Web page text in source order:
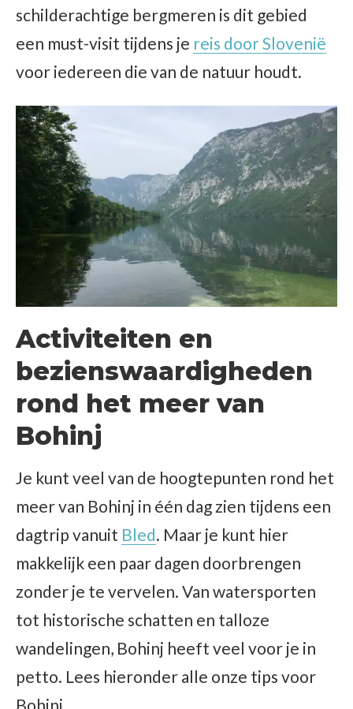
schilderachtige bergmeren is dit gebied
een must-visit tijdens je reis door Slovenië
voor iedereen die van de natuur houdt.
Activiteiten en
bezienswaardigheden
rond het meer van
Bohinj
Je kunt veel van de hoogtepunten rond het
meer van Bohinj in één dag zien tijdens een
dagtrip vanuit Bled. Maar je kunt hier
makkelijk een paar dagen doorbrengen
zonder je te vervelen. Van watersporten
tot historische schatten en talloze
wandelingen, Bohinj heeft veel voor je in
petto. Lees hieronder alle onze tips voor
Bohinj.